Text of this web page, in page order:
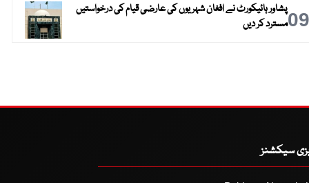
09پشاور ہائیکورٹ نے افغان شہریوں کی عارضی قیام کی درخواستیں
مسترد کر دیں
سیکشنز